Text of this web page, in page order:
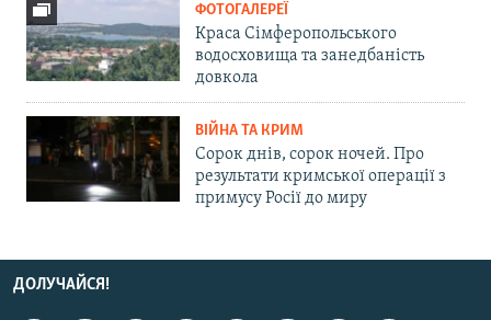
ФОТОГАЛЕРЕЇ
Краса Сімферопольського
водосховища та занедбаність
довкола
ВІЙНА ТА КРИМ
Сорок днів, сорок ночей. Про
результати кримської операції з
примусу Росії до миру
ДОЛУЧАЙСЯ!